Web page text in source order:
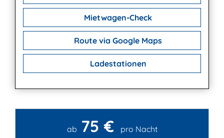
Mietwagen-Check
Route via Google Maps
Ladestationen
Kontakt
ab 75 € pro Nacht